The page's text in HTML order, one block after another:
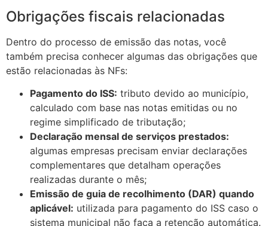
Obrigações fiscais relacionadas
Dentro do processo de emissão das notas, você
também precisa conhecer algumas das obrigações que
estão relacionadas às NFs:
Pagamento do ISS: tributo devido ao município,
calculado com base nas notas emitidas ou no
regime simplificado de tributação;
Declaração mensal de serviços prestados:
algumas empresas precisam enviar declarações
complementares que detalham operações
realizadas durante o mês;
Emissão de guia de recolhimento (DAR) quando
aplicável: utilizada para pagamento do ISS caso o
sistema municipal não faça a retenção automática.